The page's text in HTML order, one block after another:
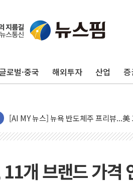
로벌·중국 해외투자 산업 증
[종합] 이슬람 수니파 3국, '공동방위협
뉴욕증시 프리뷰, 美 고용 쇼크에 금리
[종합] 美 7월 고용 2만3000명 감소 '쇼
뉴욕증시 개장 전 특징주...아틀라시
개 브랜드 가격